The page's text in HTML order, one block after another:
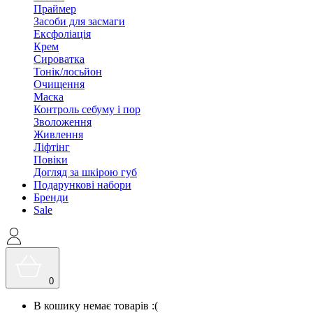
Праймер
Засоби для засмаги
Ексфоліація
Крем
Сироватка
Тонік/лосьйон
Очищення
Маска
Контроль себуму і пор
Зволоження
Живлення
Ліфтінг
Повіки
Догляд за шкірою губ
Подарункові набори
Бренди
Sale
0
В кошику немає товарів :(